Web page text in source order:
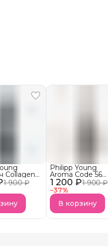
1 900 ₽
Collagen
Ultra Shine
(CL)
1 200 ₽1 900 ₽
−37%
Philipp Young
Aroma Code 56
Floral Awakening
Арома-Бустер
Цветочное
пробуждение
АКЦИЯ!
В корзину